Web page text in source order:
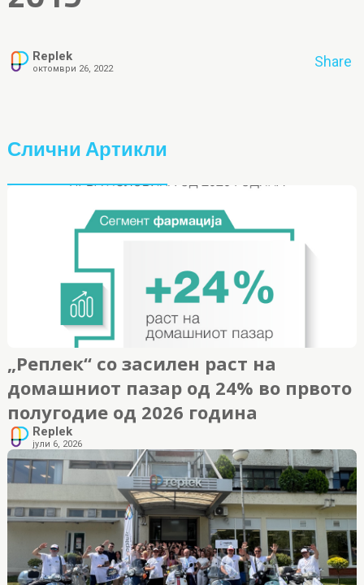
Replek
октомври 26, 2022 Share
Слични Артикли
„Реплек“ со засилен раст на
домашниот пазар од 24% во првото
полугодие од 2026 година
Replek
јули 6, 2026